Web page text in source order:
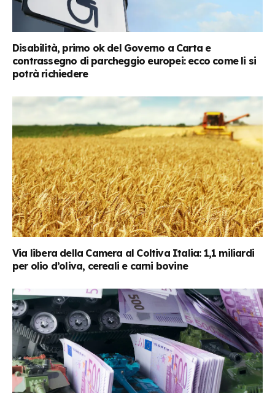
Disabilità, primo ok del Governo a Carta e
contrassegno di parcheggio europei: ecco come li si
potrà richiedere
Via libera della Camera al Coltiva Italia: 1,1 miliardi
per olio d’oliva, cereali e carni bovine